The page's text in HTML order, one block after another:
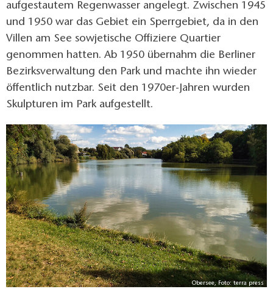
aufgestautem Regenwasser angelegt. Zwischen 1945
und 1950 war das Gebiet ein Sperrgebiet, da in den
Villen am See sowjetische Offiziere Quartier
genommen hatten. Ab 1950 übernahm die Berliner
Bezirksverwaltung den Park und machte ihn wieder
öffentlich nutzbar. Seit den 1970er-Jahren wurden
Skulpturen im Park aufgestellt.
Obersee, Foto: terra press